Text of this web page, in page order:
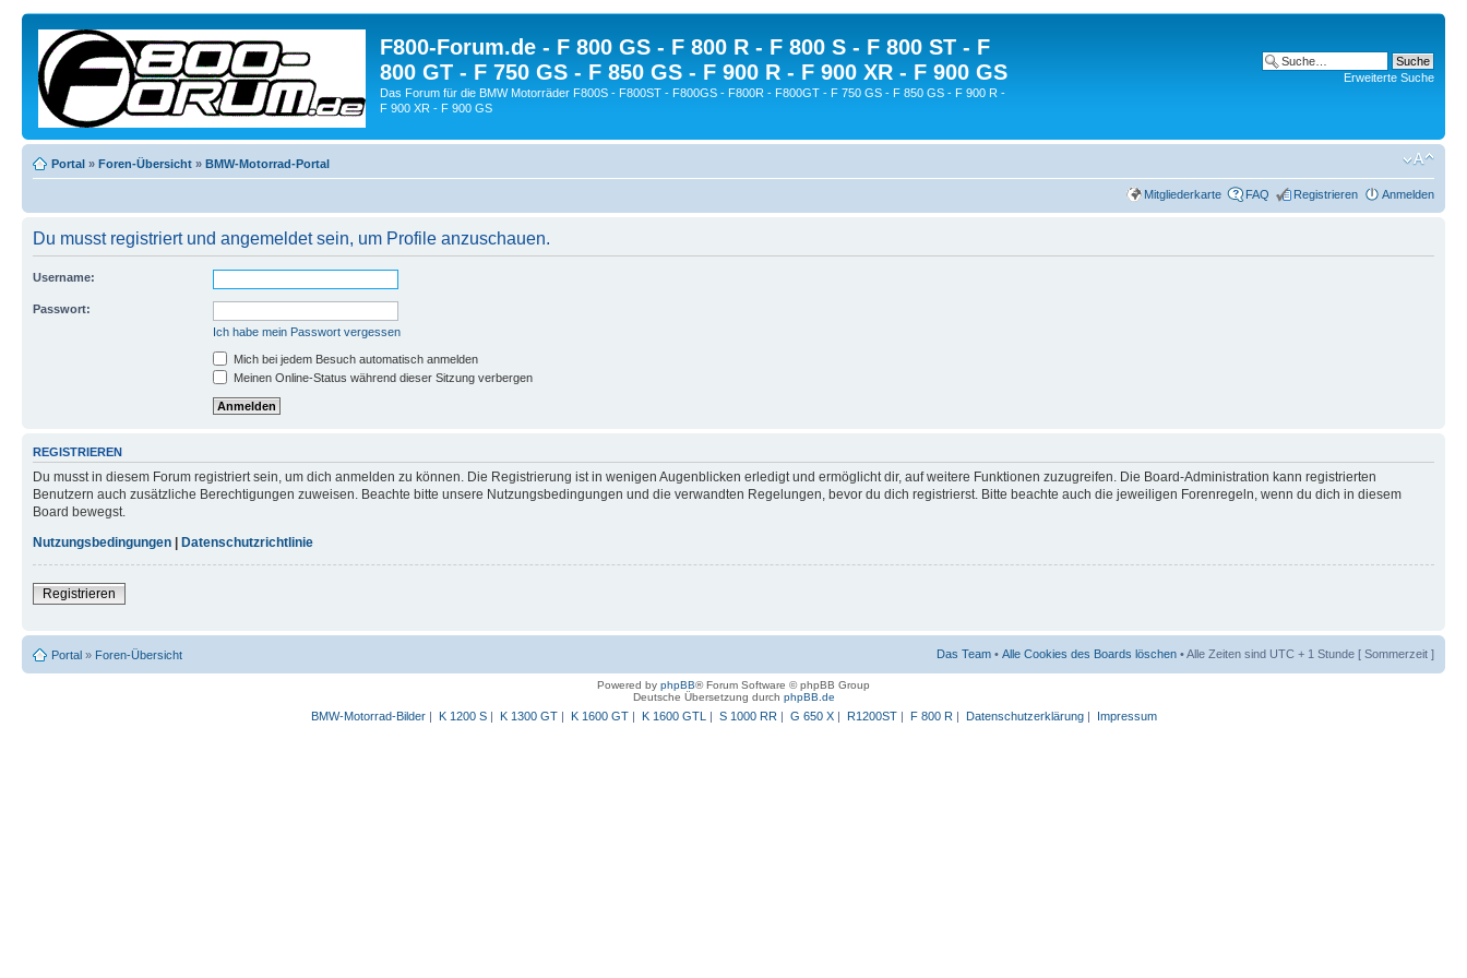
F800-Forum.de - F 800 GS - F 800 R - F 800 S - F 800 ST - F
800 GT - F 750 GS - F 850 GS - F 900 R - F 900 XR - F 900 GS
Das Forum für die BMW Motorräder F800S - F800ST - F800GS - F800R - F800GT - F 750 GS - F 850 GS - F 900 R -
F 900 XR - F 900 GS
Erweiterte Suche
Portal » Foren-Übersicht » BMW-Motorrad-Portal
Mitgliederkarte FAQ Registrieren Anmelden
Du musst registriert und angemeldet sein, um Profile anzuschauen.
Username:
Passwort:
Ich habe mein Passwort vergessen
Mich bei jedem Besuch automatisch anmelden
Meinen Online-Status während dieser Sitzung verbergen
REGISTRIEREN
Du musst in diesem Forum registriert sein, um dich anmelden zu können. Die Registrierung ist in wenigen Augenblicken erledigt und ermöglicht dir, auf weitere Funktionen zuzugreifen. Die Board-Administration kann registrierten
Benutzern auch zusätzliche Berechtigungen zuweisen. Beachte bitte unsere Nutzungsbedingungen und die verwandten Regelungen, bevor du dich registrierst. Bitte beachte auch die jeweiligen Forenregeln, wenn du dich in diesem
Board bewegst.
Nutzungsbedingungen
Datenschutzrichtlinie
Registrieren
Portal » Foren-Übersicht Das Team • Alle Cookies des Boards löschen • Alle Zeiten sind UTC + 1 Stunde [ Sommerzeit ]
Powered by phpBB® Forum Software © phpBB Group
Deutsche Übersetzung durch phpBB.de
BMW-Motorrad-Bilder| K 1200 S| K 1300 GT| K 1600 GT| K 1600 GTL | S 1000 RR | G 650 X| R1200ST| F 800 R | Datenschutzerklärung| Impressum